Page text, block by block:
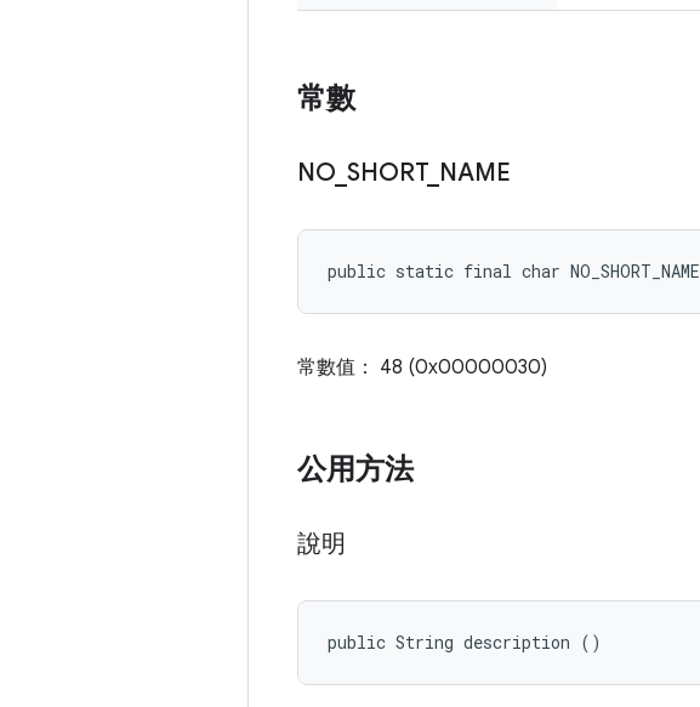
常數
NO SHORT_ NAME
public static final char NO_SHORT_NAME
常數值： 48 (0x00000030)
公用方法
說明
public String description ()